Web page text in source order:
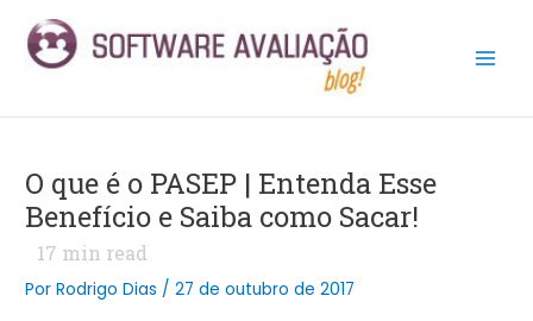
para
O que é o PASEP | Entenda Esse
Benefício e Saiba como Sacar!
17 min read
PorRodrigo Dias /27 de outubro de 2017
navigation